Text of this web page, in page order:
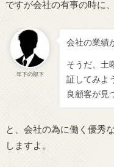
ですが会社の有事の時に、
年下の部下
会社の業績
そうだ、土
証してみよ
良顧客が見
と、会社の為に働く優秀
しますよ。